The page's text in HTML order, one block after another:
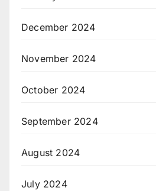
December 2024
November 2024
October 2024
September 2024
August 2024
July 2024